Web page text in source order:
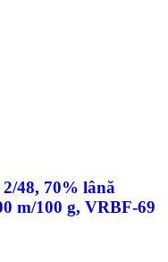
48, 70% lână
m/100 g, VRBF-69